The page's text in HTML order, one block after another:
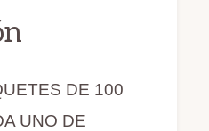
r
DE 100
UNO DE